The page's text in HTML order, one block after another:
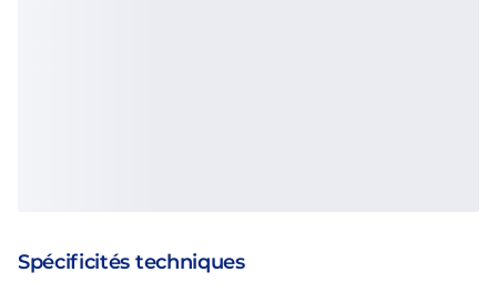
Spécificités techniques